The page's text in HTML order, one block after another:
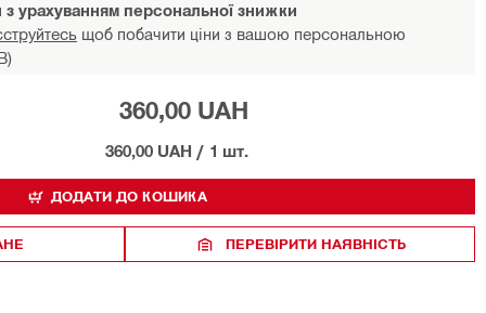
урахуванням персональної знижки
щоб побачити ціни з вашою персональною
360,00 UAH
360,00 UAH / 1 шт.
ДОДАТИ ДО КОШИКА
ПЕРЕВІРИТИ НАЯВНІСТЬ